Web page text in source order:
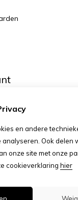
en andere
Ook delen
onze site met onze
cookieverklaring hier